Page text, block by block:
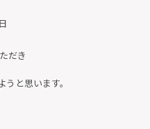
だき
と思います。